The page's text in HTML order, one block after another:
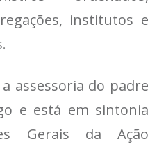
institutos e
assessoria do padre
e está em sintonia
Gerais da Ação